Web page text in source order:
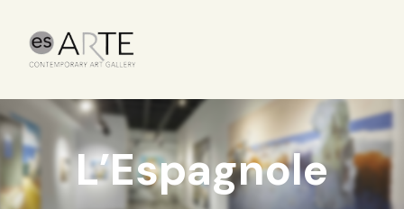
L’Espagnole